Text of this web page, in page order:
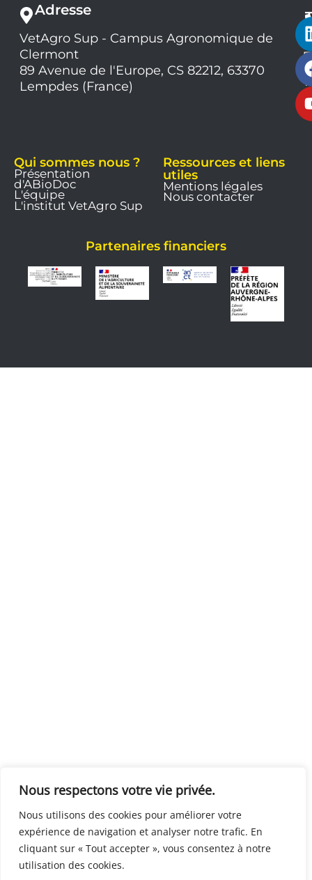
Nous respectons votre vie privée.
Nous utilisons des cookies pour améliorer votre
expérience de navigation et analyser notre trafic. En
cliquant sur « Tout accepter », vous consentez à notre
utilisation des cookies.
Adresse
VetAgro Sup - Campus Agronomique de
Clermont
89 Avenue de l'Europe, CS 82212, 63370
Lempdes (France)
Qui sommes nous ?
Présentation
d'ABioDoc
L'équipe
L'institut VetAgro Sup
Ressources et liens
utiles
Mentions légales
Nous contacter
Partenaires financiers